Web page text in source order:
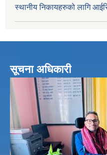
स्थानीय निकायहरुको लागि
सूचना अधिकारी